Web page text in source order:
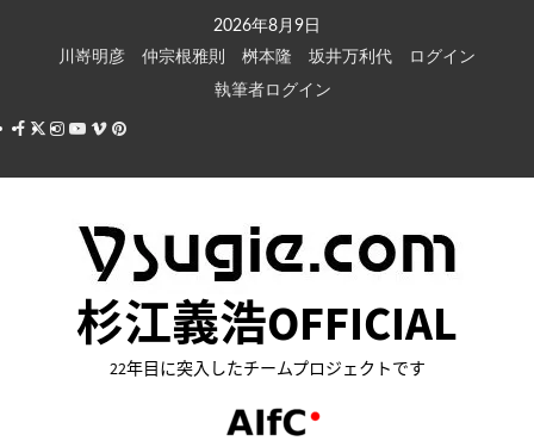
キ
2026年8月9日
川嵜明彦
仲宗根雅則 桝本隆 坂井万利代
ログイン
執筆者ログイン
Facebook
X Instagram
Youtube
VimeoPinterest
杉江義浩OFFICIAL
22年目に突入したチームプロジェクトです